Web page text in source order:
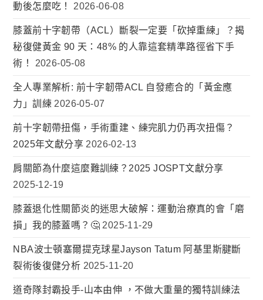
動後怎麼吃！
2026-06-08
膝蓋前十字韌帶（ACL）斷裂一定要「砍掉重練」？揭
秘復健黃金 90 天：48% 的人靠這套精準路徑省下手
術！
2026-05-08
全人專業解析: 前十字韌帶ACL 自發癒合的「黃金應
力」訓練 2026-05-07
前十字韌帶扭傷，手術重建、練完肌力仍再次扭傷？
2025年文獻分享 2026-02-13
肩關節為什麼這麼難訓練？2025 JOSPT文獻分享
2025-12-19
膝蓋退化性關節炎的迷思大破解：運動治療真的會「磨
損」我的膝蓋嗎？🤔 2025-11-29
NBA波士頓塞爾提克球星Jayson Tatum 阿基里斯腱斷
裂術後復健分析 2025-11-20
道奇隊封霸投手-山本由伸 ，不做大重量的獨特訓練法